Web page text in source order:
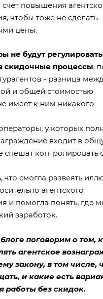
счет повышения
чтобы тоже не сделать
цены.
не будут
скидочные процессы,
- разница
и общей стоимостью
имеет к ним никакого
у которых
входит в
спешат контролировать
смогла развеять
агентского
и помогла понять, где
заработок.
поговорим о том,
агентское
закону, в том числе,
и какие есть
работы без скидок.